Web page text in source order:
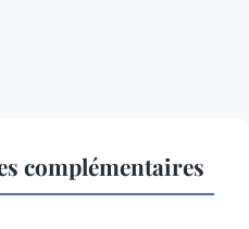
complémentaires